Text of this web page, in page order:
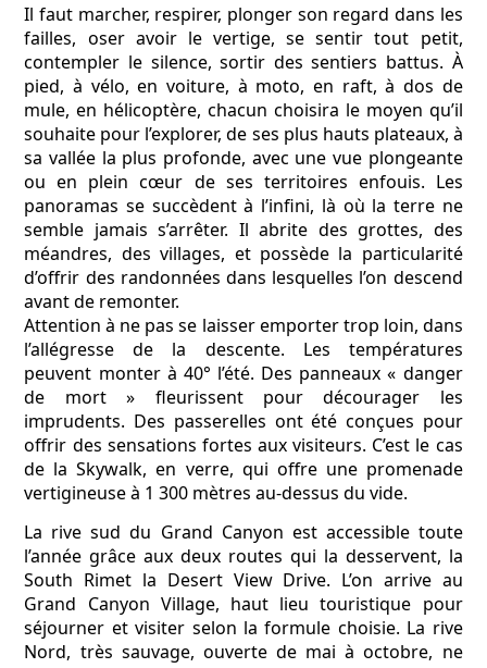
Il faut marcher, respirer, plonger son regard dans les
failles, oser avoir le vertige, se sentir tout petit,
contempler le silence, sortir des sentiers battus. À
pied, à vélo, en voiture, à moto, en raft, à dos de
mule, en hélicoptère, chacun choisira le moyen qu’il
souhaite pour l’explorer, de ses plus hauts plateaux, à
sa vallée la plus profonde, avec une vue plongeante
ou en plein cœur de ses territoires enfouis. Les
panoramas se succèdent à l’infini, là où la terre ne
semble jamais s’arrêter. Il abrite des grottes, des
méandres, des villages, et possède la particularité
d’offrir des randonnées dans lesquelles l’on descend
avant de remonter.
Attention à ne pas se laisser emporter trop loin, dans
l’allégresse de la descente. Les températures
peuvent monter à 40° l’été. Des panneaux « danger
de mort » fleurissent pour décourager les
imprudents. Des passerelles ont été conçues pour
offrir des sensations fortes aux visiteurs. C’est le cas
de la Skywalk, en verre, qui offre une promenade
vertigineuse à 1 300 mètres au-dessus du vide.
La rive sud du Grand Canyon est accessible toute
l’année grâce aux deux routes qui la desservent, la
South Rimet la Desert View Drive. L’on arrive au
Grand Canyon Village, haut lieu touristique pour
séjourner et visiter selon la formule choisie. La rive
Nord, très sauvage, ouverte de mai à octobre, ne